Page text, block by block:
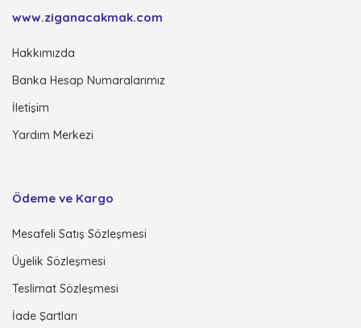
www.ziganacakmak.com
Hakkımızda
Banka Hesap Numaralarımız
İletişim
Yardım Merkezi
Ödeme ve Kargo
Mesafeli Satış Sözleşmesi
Üyelik Sözleşmesi
Teslimat Sözleşmesi
İade Şartları